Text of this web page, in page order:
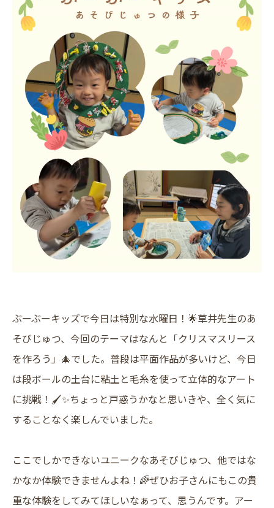
ぶーぶーキッズで今日は特別な水曜日！🌟草井先生のあ
そびじゅつ、今回のテーマはなんと「クリスマスリース
を作ろう」🎄でした。普段は平面作品が多いけど、今日
は段ボールの土台に粘土と毛糸を使って立体的なアート
に挑戦！🖌️✨ちょっと戸惑うかなと思いきや、全く気に
することなく楽しんでいました。
ここでしかできないユニークなあそびじゅつ、他ではな
かなか体験できませんよね！🌈ぜひお子さんにもこの貴
重な体験をしてみてほしいなぁって、思うんです。アー